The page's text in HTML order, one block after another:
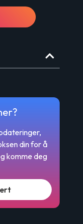
din for å
komme deg